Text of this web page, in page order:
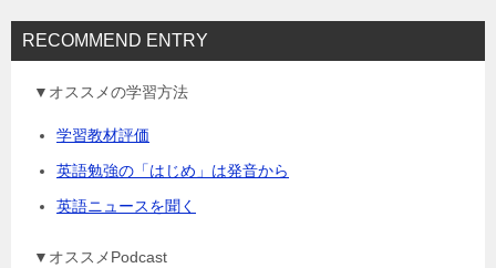
RECOMMEND ENTRY
▼オススメの学習方法
学習教材評価
英語勉強の「はじめ」は発音から
英語ニュースを聞く
▼オススメPodcast